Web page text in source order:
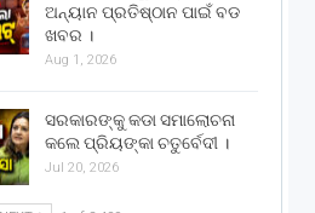
ଅନ୍ୟାନ ପ୍ରତିଷ୍ଠାନ ପାଇଁ ବଡ
ଖବର ।
Aug 1, 2026
ସରକାରଙ୍କୁ କଡା ସମାଲୋଚନା
କଲେ ପ୍ରିୟଙ୍କା ଚତୁର୍ବେଦୀ ।
Jul 20, 2026